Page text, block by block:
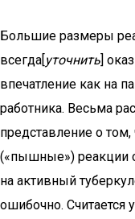
Большие размеры
всегда[уточнить]
впечатление как на
работника. Весьма
представление о
(«пышные») реакции
на активный
ошибочно. Считается